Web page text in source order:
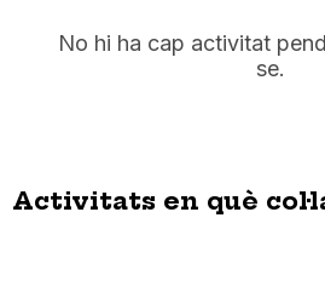
No hi ha cap activitat
se.
Activitats en què